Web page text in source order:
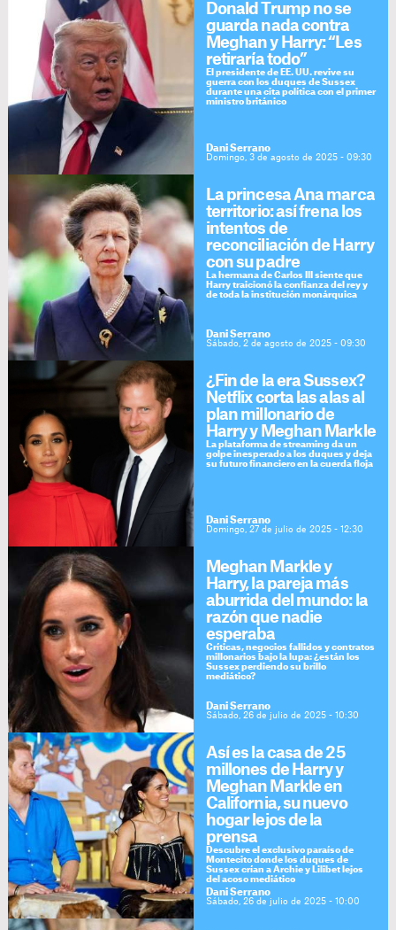
Donald Trump no se
guarda nada contra
Meghan y Harry: “Les
retiraría todo”
El presidente de EE. UU. revive su
guerra con los duques de Sussex
durante una cita política con el primer
ministro británico
Dani Serrano
Domingo, 3 de agosto de 2025 - 09:30
La princesa Ana marca
territorio: así frena los
intentos de
reconciliación de Harry
con su padre
La hermana de Carlos III siente que
Harry traicionó la confianza del rey y
de toda la institución monárquica
Dani Serrano
Sábado, 2 de agosto de 2025 - 09:30
¿Fin de la era Sussex?
Netflix corta las alas al
plan millonario de
Harry y Meghan Markle
La plataforma de streaming da un
golpe inesperado a los duques y deja
su futuro financiero en la cuerda floja
Dani Serrano
Domingo, 27 de julio de 2025 - 12:30
Meghan Markle y
Harry, la pareja más
aburrida del mundo: la
razón que nadie
esperaba
Críticas, negocios fallidos y contratos
millonarios bajo la lupa: ¿están los
Sussex perdiendo su brillo
mediático?
Dani Serrano
Sábado, 26 de julio de 2025 - 10:30
Así es la casa de 25
millones de Harry y
Meghan Markle en
California, su nuevo
hogar lejos de la
prensa
Descubre el exclusivo paraíso de
Montecito donde los duques de
Sussex crían a Archie y Lilibet lejos
del acoso mediático
Dani Serrano
Sábado, 26 de julio de 2025 - 10:00